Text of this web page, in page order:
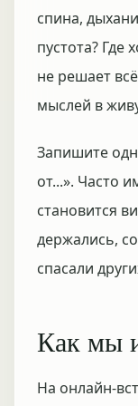
спина,
пустота? Где
не решает
мыслей в
Запишите
от...». Часто
становится
держались,
спасали
Как мы
На онлайн-